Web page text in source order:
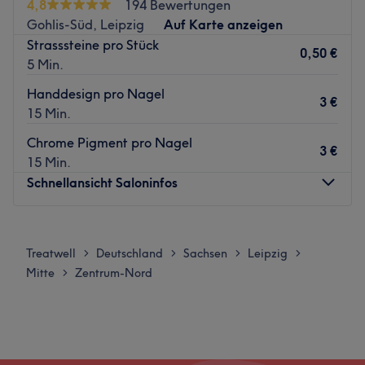
4,8
194 Bewertungen
Gohlis-Süd, Leipzig
Auf Karte anzeigen
Strasssteine pro Stück
5 Min.
0,50 €
Handdesign pro Nagel
15 Min.
3 €
Chrome Pigment pro Nagel
15 Min.
3 €
Schnellansicht Saloninfos
Dienstag
09:00 –
19:00
Mittwoch
Treatwell > Deutschland > Sachsen > Leipzig >
Mitte > Zentrum-Nord